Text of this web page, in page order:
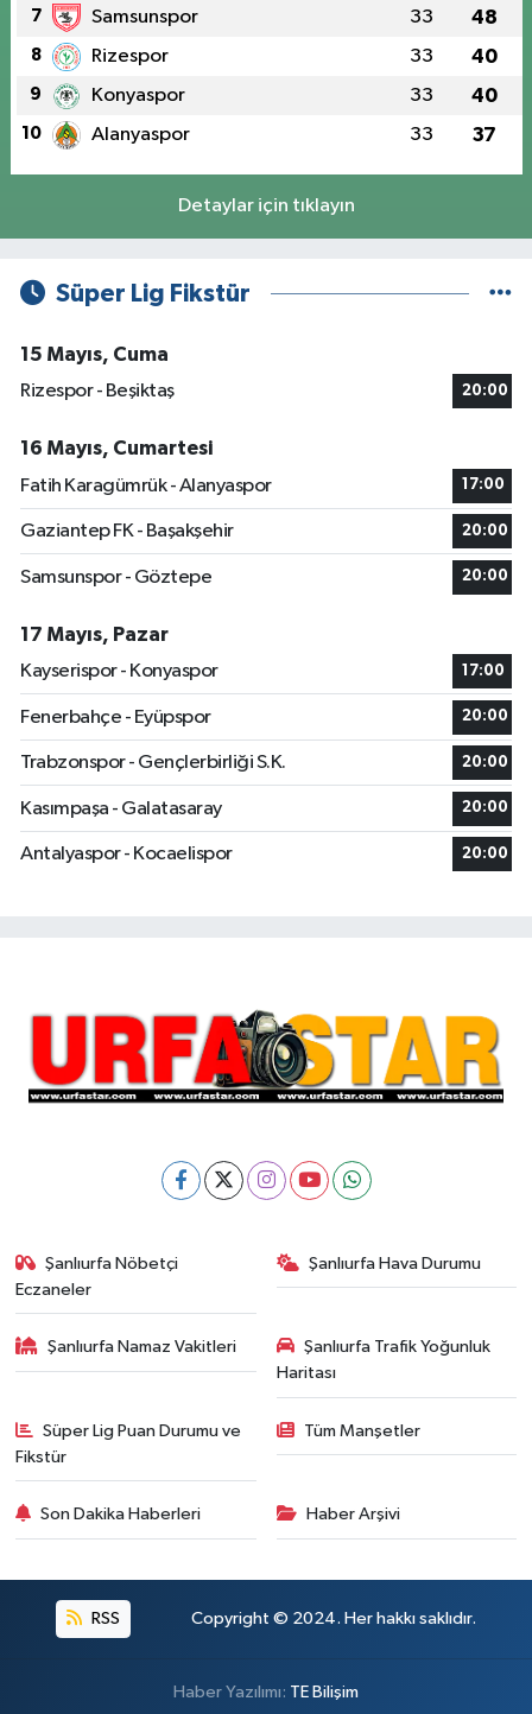
7 Samsunspor 33 48
8 Rizespor 33 40
9 Konyaspor 33 40
10 Alanyaspor 33 37
Detaylar için tıklayın
Süper Lig Fikstür
15 Mayıs, Cuma
Rizespor - Beşiktaş
20:00
16 Mayıs, Cumartesi
Fatih Karagümrük - Alanyaspor
17:00
Gaziantep FK - Başakşehir 20:00
Samsunspor - Göztepe 20:00
17 Mayıs, Pazar
Kayserispor - Konyaspor
17:00
Fenerbahçe - Eyüpspor 20:00
Trabzonspor - Gençlerbirliği S.K. 20:00
Kasımpaşa - Galatasaray 20:00
Antalyaspor - Kocaelispor 20:00
Şanlıurfa Nöbetçi
Eczaneler
Şanlıurfa Hava Durumu
Şanlıurfa Namaz Vakitleri
Şanlıurfa Trafik Yoğunluk
Haritası
Süper Lig Puan Durumu ve
Fikstür
Tüm Manşetler
Son Dakika Haberleri Haber Arşivi
RSS Copyright © 2024. Her hakkı saklıdır.
Haber Yazılımı: TE Bilişim